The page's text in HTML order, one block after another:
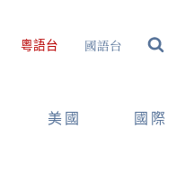
粵語台 國語台
美國 國際